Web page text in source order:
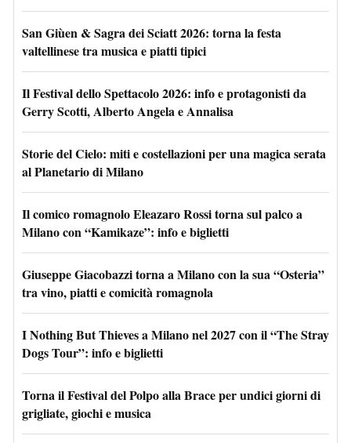
San Giùen & Sagra dei Sciatt 2026: torna la festa
valtellinese tra musica e piatti tipici
Il Festival dello Spettacolo 2026: info e protagonisti da
Gerry Scotti, Alberto Angela e Annalisa
Storie del Cielo: miti e costellazioni per una magica serata
al Planetario di Milano
Il comico romagnolo Eleazaro Rossi torna sul palco a
Milano con “Kamikaze”: info e biglietti
Giuseppe Giacobazzi torna a Milano con la sua “Osteria”
tra vino, piatti e comicità romagnola
I Nothing But Thieves a Milano nel 2027 con il “The Stray
Dogs Tour”: info e biglietti
Torna il Festival del Polpo alla Brace per undici giorni di
grigliate, giochi e musica